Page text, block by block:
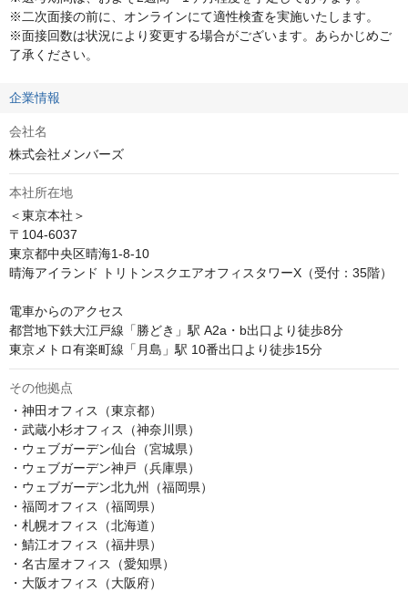
※二次面接の前に、オンラインにて適性検査を実施いたします。
※面接回数は状況により変更する場合がございます。あらかじめご
了承ください。
企業情報
会社名
株式会社メンバーズ
本社所在地
＜東京本社＞
〒104-6037
東京都中央区晴海1-8-10
晴海アイランド トリトンスクエアオフィスタワーX（受付：35階）
電車からのアクセス
都営地下鉄大江戸線「勝どき」駅 A2a・b出口より徒歩8分
東京メトロ有楽町線「月島」駅 10番出口より徒歩15分
その他拠点
・神田オフィス（東京都）
・武蔵小杉オフィス（神奈川県）
・ウェブガーデン仙台（宮城県）
・ウェブガーデン神戸（兵庫県）
・ウェブガーデン北九州（福岡県）
・福岡オフィス（福岡県）
・札幌オフィス（北海道）
・鯖江オフィス（福井県）
・名古屋オフィス（愛知県）
・大阪オフィス（大阪府）